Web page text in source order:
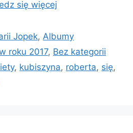
się więcej
Jopek, Albumy
roku 2017, Bez kategorii
, kubiszyna, roberta, się,